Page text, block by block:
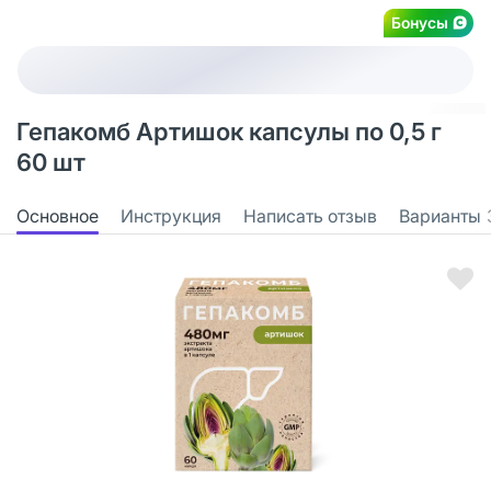
Бонусы
Гепакомб Артишок капсулы по 0,5 г
60 шт
Основное Инструкция Написать отзыв Варианты